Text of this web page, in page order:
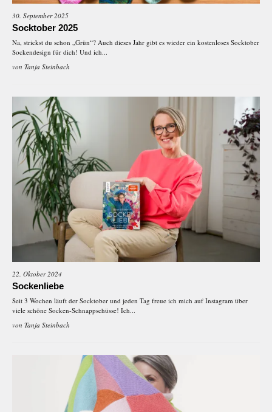
30. September 2025
Socktober 2025
Na, strickst du schon „Grün“? Auch dieses Jahr gibt es wieder ein kostenloses Socktober
Sockendesign für dich! Und ich...
von Tanja Steinbach
22. Oktober 2024
Sockenliebe
Seit 3 Wochen läuft der Socktober und jeden Tag freue ich mich auf Instagram über
viele schöne Socken-Schnappschüsse! Ich...
von Tanja Steinbach